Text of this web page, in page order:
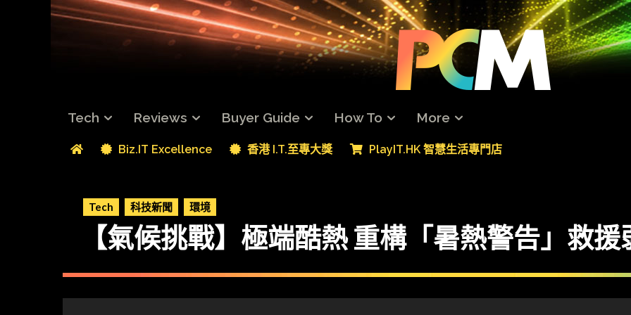
Tech Reviews Buyer Guide How To More
Biz.IT Excellence 香港 I.T.至專大獎 PlayIT.HK 智慧生活專門店
Tech 科技新聞 環境
【氣候挑戰】極端酷熱 重構「暑熱警告」救援